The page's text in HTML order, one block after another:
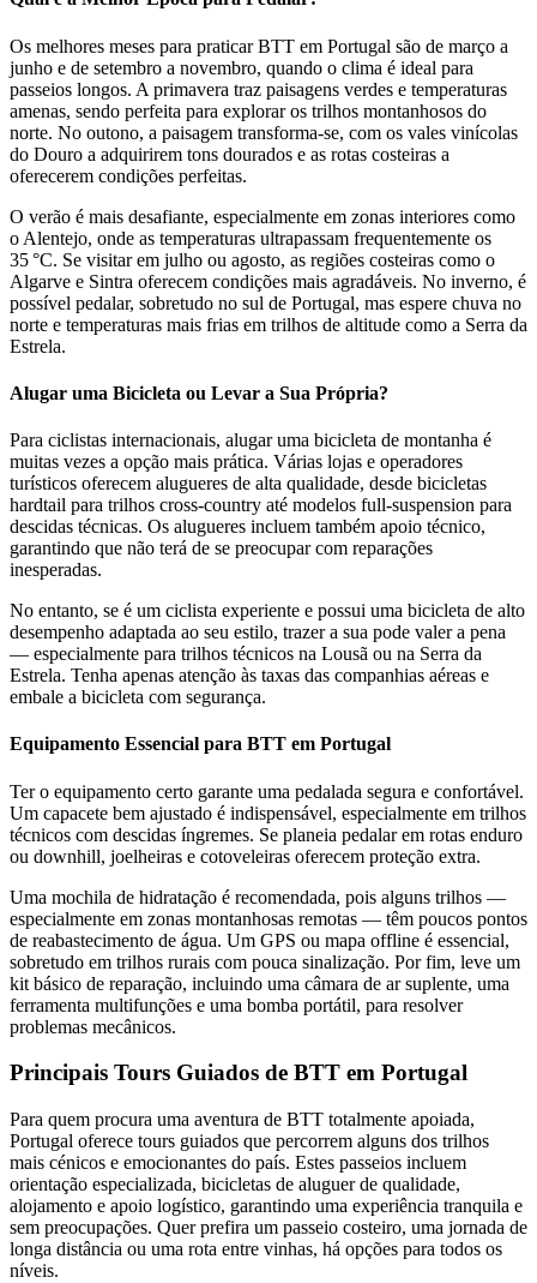
Trás-os-Montes e Alto Douro de Bicicleta - Top Bike Tours
5/5
Os melhores meses para praticar BTT em Portugal são de março a
junho e de setembro a novembro, quando o clima é ideal para
passeios longos. A primavera traz paisagens verdes e temperaturas
amenas, sendo perfeita para explorar os trilhos montanhosos do
norte. No outono, a paisagem transforma-se, com os vales vinícolas
do Douro a adquirirem tons dourados e as rotas costeiras a
oferecerem condições perfeitas.
O verão é mais desafiante, especialmente em zonas interiores como
o Alentejo, onde as temperaturas ultrapassam frequentemente os
35 °C. Se visitar em julho ou agosto, as regiões costeiras como o
Algarve e Sintra oferecem condições mais agradáveis. No inverno, é
possível pedalar, sobretudo no sul de Portugal, mas espere chuva no
norte e temperaturas mais frias em trilhos de altitude como a Serra da
Estrela.
Alugar uma Bicicleta ou Levar a Sua Própria?
Para ciclistas internacionais, alugar uma bicicleta de montanha é
muitas vezes a opção mais prática. Várias lojas e operadores
turísticos oferecem alugueres de alta qualidade, desde bicicletas
hardtail para trilhos cross-country até modelos full-suspension para
descidas técnicas. Os alugueres incluem também apoio técnico,
garantindo que não terá de se preocupar com reparações
inesperadas.
No entanto, se é um ciclista experiente e possui uma bicicleta de alto
desempenho adaptada ao seu estilo, trazer a sua pode valer a pena
— especialmente para trilhos técnicos na Lousã ou na Serra da
Estrela. Tenha apenas atenção às taxas das companhias aéreas e
embale a bicicleta com segurança.
Equipamento Essencial para BTT em Portugal
Ter o equipamento certo garante uma pedalada segura e confortável.
Um capacete bem ajustado é indispensável, especialmente em trilhos
técnicos com descidas íngremes. Se planeia pedalar em rotas enduro
ou downhill, joelheiras e cotoveleiras oferecem proteção extra.
Uma mochila de hidratação é recomendada, pois alguns trilhos —
especialmente em zonas montanhosas remotas — têm poucos pontos
de reabastecimento de água. Um GPS ou mapa offline é essencial,
sobretudo em trilhos rurais com pouca sinalização. Por fim, leve um
kit básico de reparação, incluindo uma câmara de ar suplente, uma
ferramenta multifunções e uma bomba portátil, para resolver
problemas mecânicos.
Principais Tours Guiados de BTT em Portugal
Para quem procura uma aventura de BTT totalmente apoiada,
Portugal oferece tours guiados que percorrem alguns dos trilhos
mais cénicos e emocionantes do país. Estes passeios incluem
orientação especializada, bicicletas de aluguer de qualidade,
alojamento e apoio logístico, garantindo uma experiência tranquila e
sem preocupações. Quer prefira um passeio costeiro, uma jornada de
longa distância ou uma rota entre vinhas, há opções para todos os
níveis.